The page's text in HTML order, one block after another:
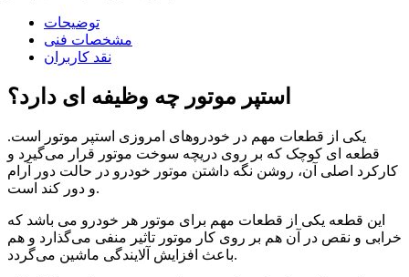
توضیحات
مشخصات فنی
نقد کاربران
استپر موتور چه وظیفه ای دارد؟
یکی از قطعات مهم در خودروهای امروزی استپر موتور است.
قطعه ای کوچک که بر روی دریچه سوخت موتور قرار می‌گیرد و
کارکرد اصلی آن، روشن نگه داشتن موتور خودرو در حالت دور آرام
و دور کند است.
این قطعه یکی از قطعات مهم برای موتور هر خودرو می باشد که
خرابی و نقص در آن هم بر روی کار موتور تاثیر منفی می‌گذارد و هم
باعث افزایش آلایندگی ماشین می‌گردد.